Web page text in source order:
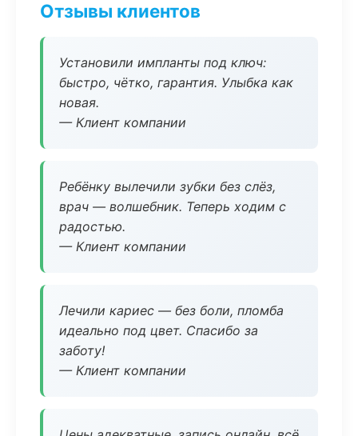
Отзывы клиентов
Установили импланты под ключ:
быстро, чётко, гарантия. Улыбка как
новая.
— Клиент компании
Ребёнку вылечили зубки без слёз,
врач — волшебник. Теперь ходим с
радостью.
— Клиент компании
Лечили кариес — без боли, пломба
идеально под цвет. Спасибо за
заботу!
— Клиент компании